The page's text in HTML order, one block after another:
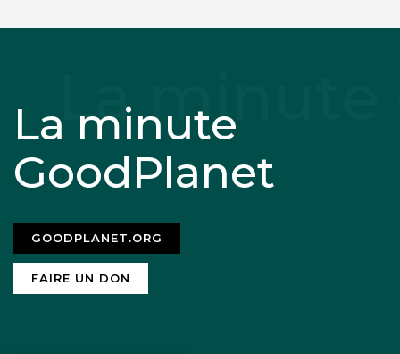
La minute
GoodPlanet
GOODPLANET.ORG
FAIRE UN DON